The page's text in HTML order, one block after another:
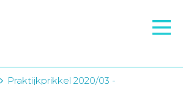
Praktijkprikkel 2020/03 -